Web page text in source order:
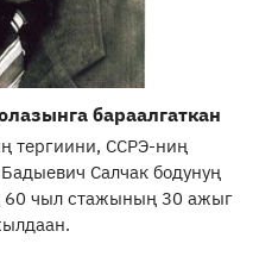
бараалгаткан
тергиини, ССРЭ-ниң
Салчак бодунуң
чыл стажының 30 ажыг